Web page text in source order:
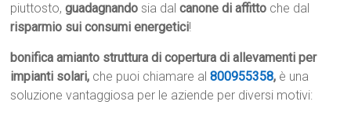
piuttosto,guadagnando sia dalcanone di affitto che dal
risparmio sui consumi energetici!
bonifica amianto struttura di copertura di allevamenti per
impianti solari, che puoi chiamare al800955358, è una
soluzione vantaggiosa per le aziende per diversi motivi: